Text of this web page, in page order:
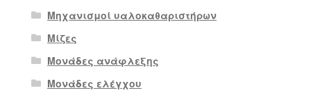
Μηχανισμοί υαλοκαθαριστήρων
Μίζες
Μονάδες ανάφλεξης
Μονάδες ελέγχου